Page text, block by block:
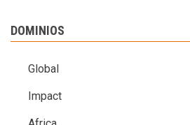
DOMINIOS
Global
Impact